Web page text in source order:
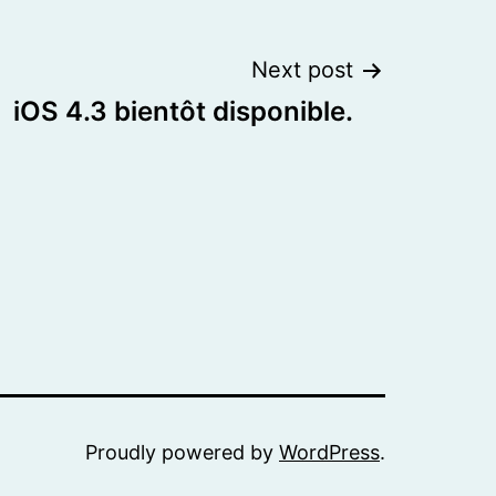
Next post
iOS 4.3 bientôt disponible.
Proudly powered by WordPress.